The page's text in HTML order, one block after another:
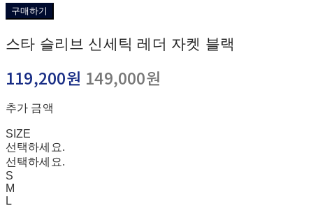
구매하기
스타 슬리브 신세틱 레더 자켓 블랙
119,200원 149,000원
추가 금액
SIZE
선택하세요.
선택하세요.
S
M
L